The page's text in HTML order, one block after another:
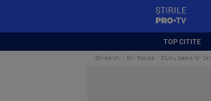
TOP CITITE
Stirileprotv Stiri Sociale Studiu Geeks for